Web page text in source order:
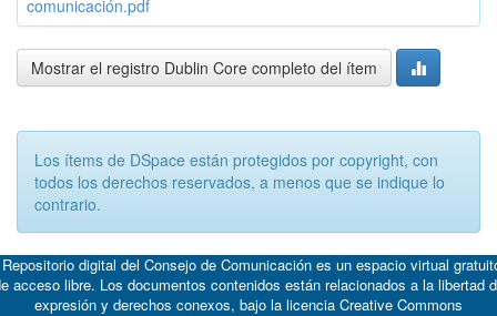
comunicación.pdf
Mostrar el registro Dublin Core completo del ítem
Los ítems de DSpace están protegidos por copyright, con
todos los derechos reservados, a menos que se indique lo
contrario.
digital del Consejo de Comunicación es un espacio virtual
acceso libre. Los documentos contenidos están relacionados a la libertad
expresión y derechos conexos, bajo la licencia Creative Commons